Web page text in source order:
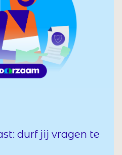
durf jij vragen te